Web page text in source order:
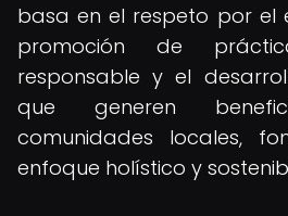
basa en el respeto por el
promoción de
responsable y el
que generen
comunidades locales,
enfoque holístico y